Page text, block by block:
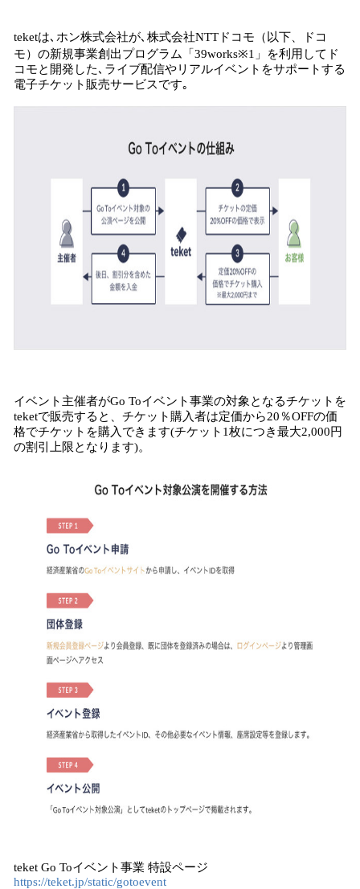
teketは､ホン株式会社が､株式会社NTTドコモ（以下、ドコ
モ）の新規事業創出プログラム「39works※1」を利用してド
コモと開発した､ライブ配信やリアルイベントをサポートする
電子チケット販売サービスです｡
イベント主催者がGo Toイベント事業の対象となるチケットを
teketで販売すると、チケット購入者は定価から20％OFFの価
格でチケットを購入できます(チケット1枚につき最大2,000円
の割引上限となります)。
teket Go Toイベント事業 特設ページ
https://teket.jp/static/gotoevent